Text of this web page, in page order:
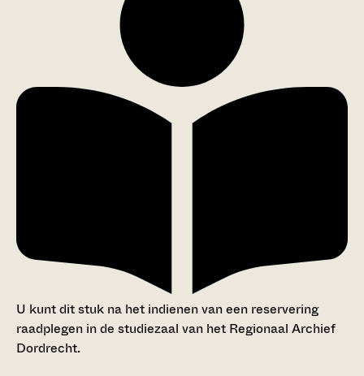
U kunt dit stuk na het indienen van een reservering
raadplegen in de studiezaal van het Regionaal Archief
Dordrecht.